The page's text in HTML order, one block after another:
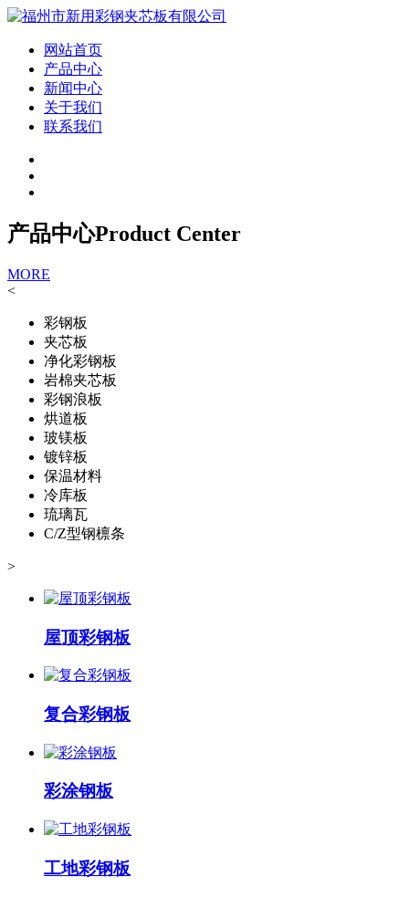
网站首页
产品中心
新闻中心
关于我们
联系我们
产品中心Product Center
MORE
<
彩钢板
夹芯板
净化彩钢板
岩棉夹芯板
彩钢浪板
烘道板
玻镁板
镀锌板
保温材料
冷库板
琉璃瓦
C/Z型钢檩条
>
屋顶彩钢板
复合彩钢板
彩涂钢板
工地彩钢板